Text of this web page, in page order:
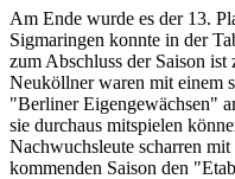
Am Ende wurde es der 13.
Sigmaringen konnte in der
zum Abschluss der Saison
Neuköllner waren mit einem
"Berliner Eigengewächsen"
sie durchaus mitspielen
Nachwuchsleute scharren
kommenden Saison den